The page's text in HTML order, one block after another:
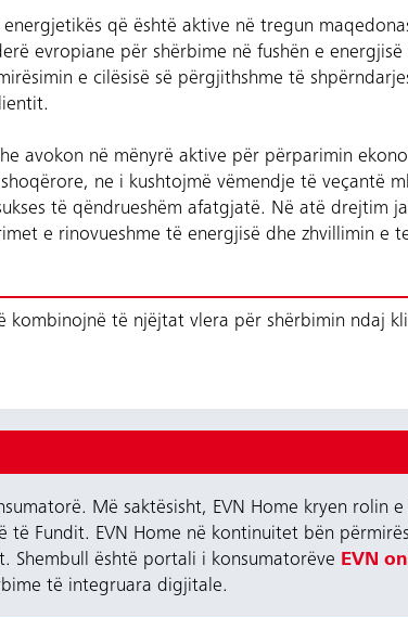
që është aktive në tregun
evropiane për shërbime në fushën e
e cilësisë së përgjithshme të
avokon në mënyrë aktive për përparimin
ne i kushtojmë vëmendje të veçantë
të qëndrueshëm afatgjatë. Në atë drejtim
e rinovueshme të energjisë dhe zhvillimin e
kombinojnë të njëjtat vlera për shërbimin ndaj
Më saktësisht, EVN Home kryen rolin e
të Fundit. EVN Home në kontinuitet bën
Shembull është portali i konsumatorëve EVN
të integruara digjitale.